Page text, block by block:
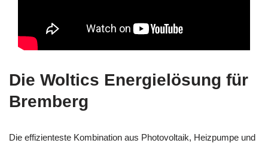
Die Woltics Energielösung für
Bremberg
Die effizienteste Kombination aus Photovoltaik, Heizpumpe und